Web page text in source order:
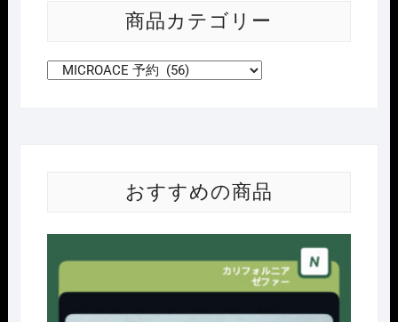
商品カテゴリー
おすすめの商品